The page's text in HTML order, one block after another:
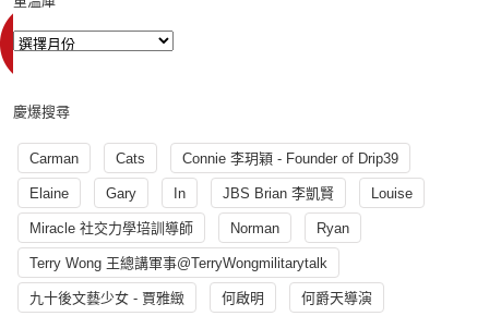
慶爆搜尋
Carman Cats Connie 李玥穎 - Founder of Drip39
Elaine Gary In JBS Brian 李凱賢 Louise
Miracle 社交力學培訓導師 Norman Ryan
Terry Wong 王總講軍事@TerryWongmilitarytalk
九十後文藝少女 - 賈雅緻 何啟明 何爵天導演